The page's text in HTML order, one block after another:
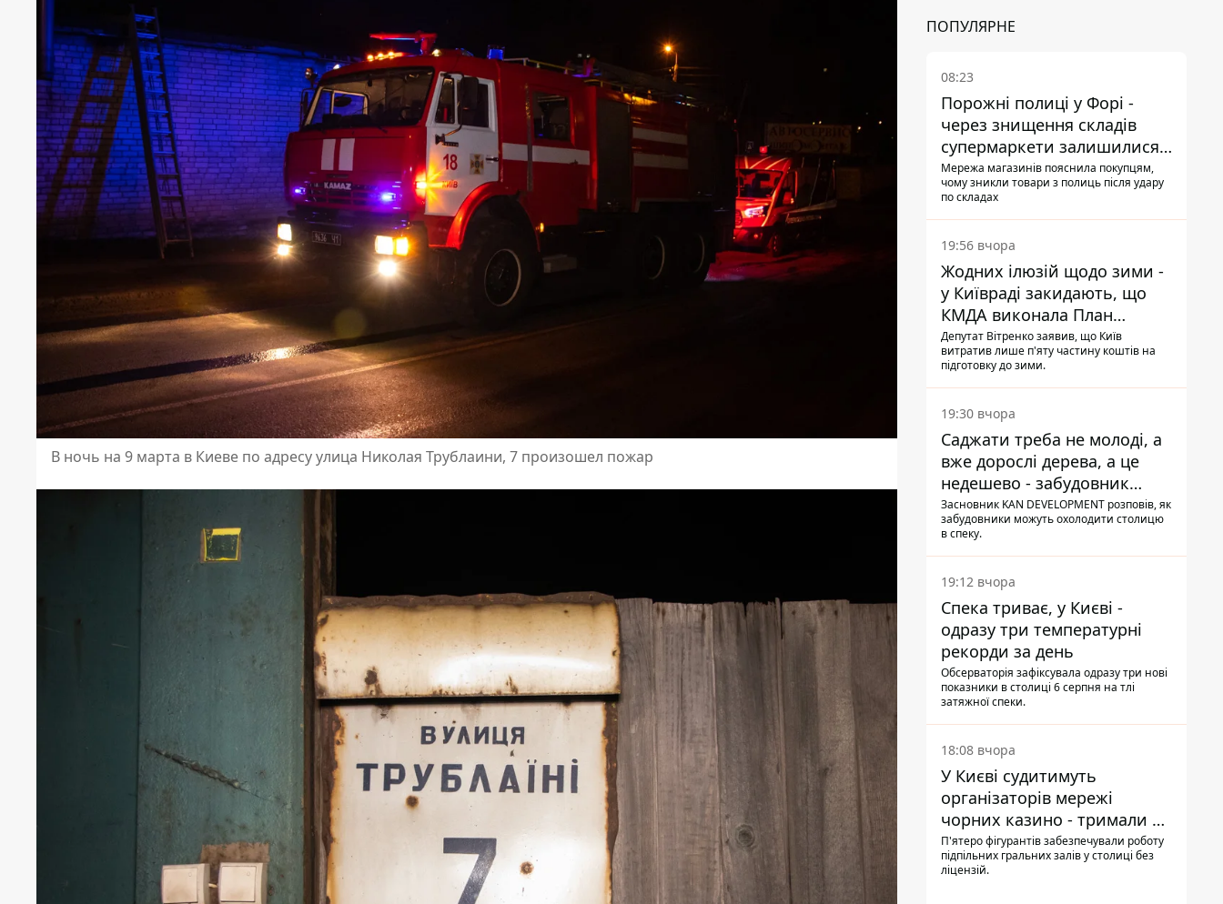
В ночь на 9 марта в Киеве по адресу улица Николая Трублаини, 7 произошел пожар
ПОПУЛЯРНЕ
08:23
Порожні полиці у Форі -
через знищення складів
супермаркети залишилися
без асортименту
Мережа магазинів пояснила покупцям,
чому зникли товари з полиць після удару
по складах
19:56 вчора
Жодних ілюзій щодо зими -
у Київраді закидають, що
КМДА виконала План
стійкості на 20%
Депутат Вітренко заявив, що Київ
витратив лише п'яту частину коштів на
підготовку до зими.
19:30 вчора
Саджати треба не молоді, а
вже дорослі дерева, а це
недешево - забудовник
Ніконов
Засновник KAN DEVELOPMENT розповів, як
забудовники можуть охолодити столицю
в спеку.
19:12 вчора
Спека триває, у Києві -
одразу три температурні
рекорди за день
Обсерваторія зафіксувала одразу три нові
показники в столиці 6 серпня на тлі
затяжної спеки.
18:08 вчора
У Києві судитимуть
організаторів мережі
чорних казино - тримали 39
закладів
П'ятеро фігурантів забезпечували роботу
підпільних гральних залів у столиці без
ліцензій.